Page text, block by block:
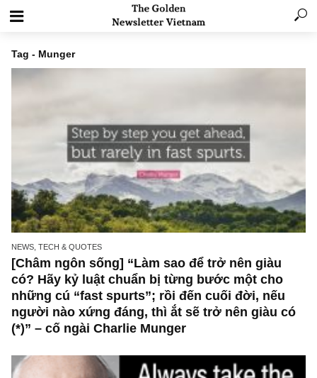
Tag - Munger
NEWS, TECH & QUOTES
[Châm ngôn sống] “Làm sao để trở nên giàu
có? Hãy kỷ luật chuẩn bị từng bước một cho
những cú “fast spurts”; rồi đến cuối đời, nếu
(*)” – cố ngài Charlie Munger